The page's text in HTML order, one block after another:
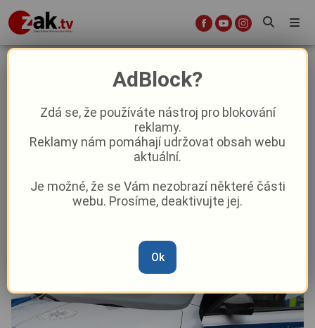
Student z Plzně plánoval vraždu,
skončil na psychiatrii
20. 2. 2025|11:40
AdBlock?
Zdá se, že používáte nástroj pro blokování
reklamy.
Reklamy nám pomáhají udržovat obsah webu
aktuální.
Je možné, že se Vám nezobrazí některé části
webu. Prosíme, deaktivujte jej.
Ok